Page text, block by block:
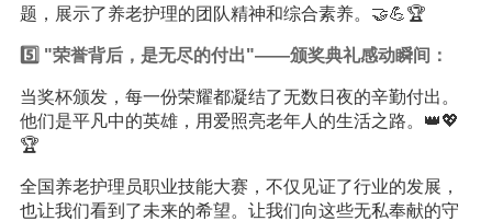
题，展示了养老护理的团队精神和综合素养。🤝💪🏆
5️⃣ "荣誉背后，是无尽的付出"——颁奖典礼感动瞬间：
当奖杯颁发，每一份荣耀都凝结了无数日夜的辛勤付出。
他们是平凡中的英雄，用爱照亮老年人的生活之路。👑💖
🏆
全国养老护理员职业技能大赛，不仅见证了行业的发展，
也让我们看到了未来的希望。让我们向这些无私奉献的守